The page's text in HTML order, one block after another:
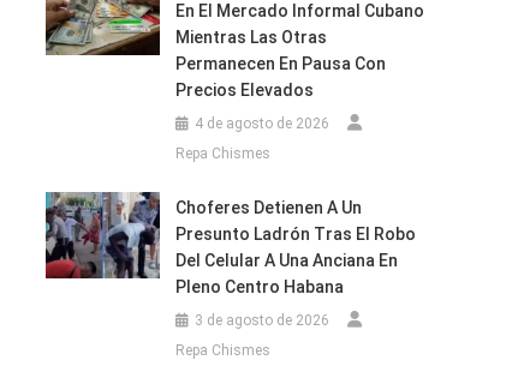
En El Mercado Informal Cubano
Mientras Las Otras
Permanecen En Pausa Con
Precios Elevados
4 de agosto de 2026
Repa Chismes
Choferes Detienen A Un
Presunto Ladrón Tras El Robo
Del Celular A Una Anciana En
Pleno Centro Habana
3 de agosto de 2026
Repa Chismes